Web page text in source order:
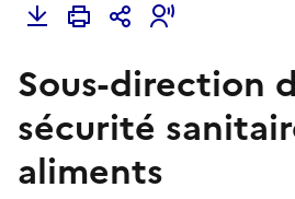
Sous-direction
sécurité
aliments